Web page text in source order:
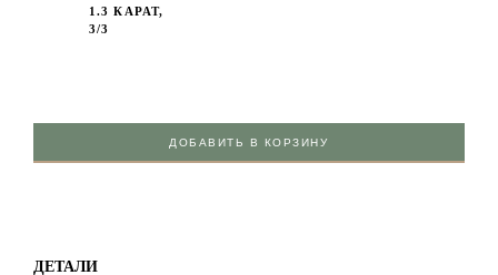
1.3 КАРАТ,
3/3
ДОБАВИТЬ В КОРЗИНУ
ДЕТАЛИ